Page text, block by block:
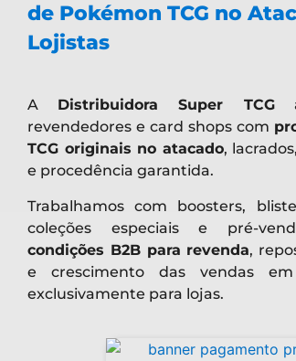
de Pokémon TCG no
Lojistas
A Distribuidora Super TCG
revendedores e card shops com
TCG originais no atacado,
e procedência garantida.
Trabalhamos com boosters,
coleções especiais e pré-
condições B2B para revenda,
e crescimento das vendas
exclusivamente para lojas.